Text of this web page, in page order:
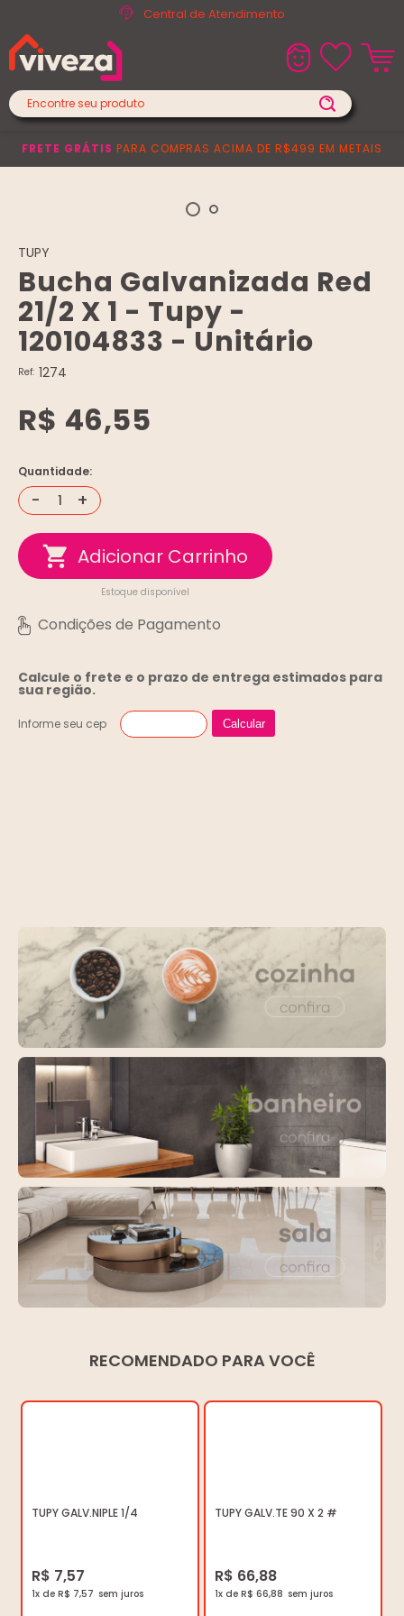
Central de Atendimento
FRETE GRÁTIS PARA COMPRAS ACIMA DE R$499 EM METAIS
TUPY
Bucha Galvanizada Red
21/2 X 1 - Tupy -
120104833 - Unitário
Ref: 1274
R$ 46,55
Quantidade:
- +
Estoque disponível
Calcule o frete e o prazo de entrega estimados para
sua região.
Informe seu cep Calcular
RECOMENDADO PARA VOCÊ
TUPY GALV.NIPLE 1/4
R$ 7,57
1x de R$ 7,57
TUPY GALV.TE 90 X 2 #
R$ 66,88
1x de R$ 66,88